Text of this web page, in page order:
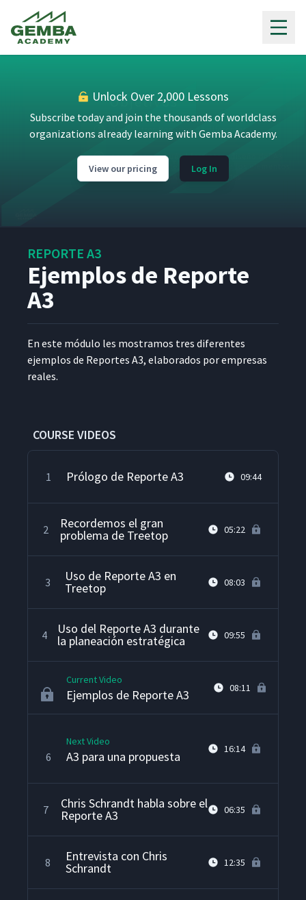
Unlock Over 2,000 Lessons
Subscribe today and join the thousands of worldclass
organizations already learning with Gemba Academy.
View our pricing Log In
REPORTE A3
Ejemplos de Reporte
A3
En este módu­lo les mostramos tres difer­entes
ejem­p­los de Reportes A3, elab­o­ra­dos por empre­sas
reales.
COURSE VIDEOS
1 Prólogo de Reporte A3 09:44
2 Recordemos el gran
problema de Treetop 05:22
3 Uso de Reporte A3 en
Treetop 08:03
4 Uso del Reporte A3 durante
la planeación estratégica 09:55
Current Video
Ejemplos de Reporte A3 08:11
6
Next Video
A3 para una propuesta 16:14
7 Chris Schrandt habla sobre el
Reporte A3 06:35
8 Entrevista con Chris
Schrandt 12:35